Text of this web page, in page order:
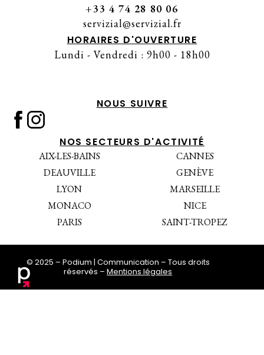
+33 4 74 28 80 06
servizial@servizial.fr
HORAIRES D'OUVERTURE
Lundi - Vendredi : 9h00 - 18h00
NOUS SUIVRE
NOS SECTEURS D'ACTIVITÉ
AIX-LES-BAINS
CANNES
DEAUVILLE
GENÈVE
LYON
MARSEILLE
MONACO
NICE
PARIS
SAINT-TROPEZ
© 2025 – Podium | Communication – Tous droits
réservés –Mentions légales